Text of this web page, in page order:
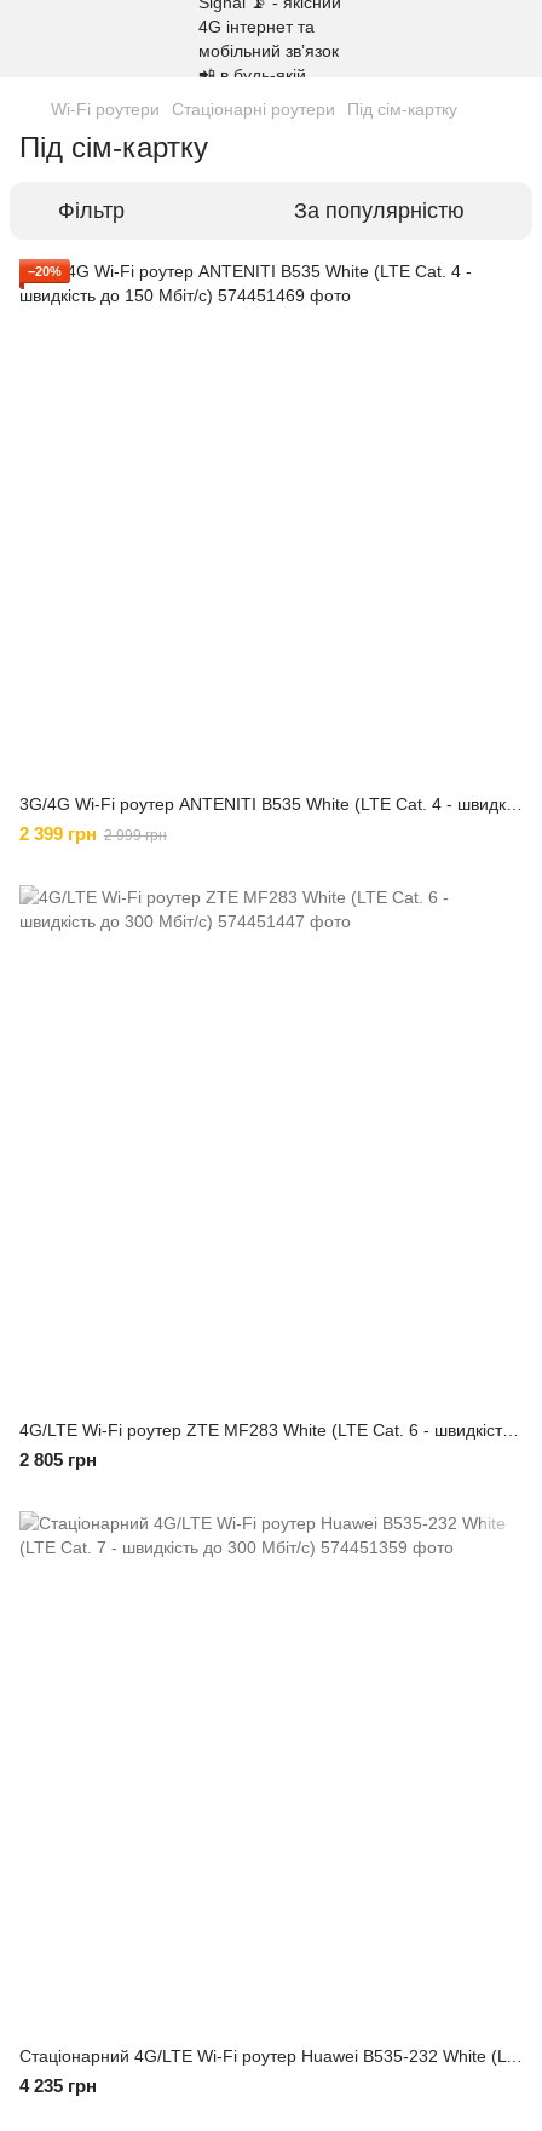
Wi-Fi роутери Стаціонарні роутери Під сім-картку
Під сім-картку
Фільтр За популярністю
−20%
2 399 грн 2 999 грн
4G/LTE Wi-Fi роутер ZTE MF283 White (LTE Cat. 6 - швидкість до 300 Мбіт/с)
2 805 грн
4 235 грн